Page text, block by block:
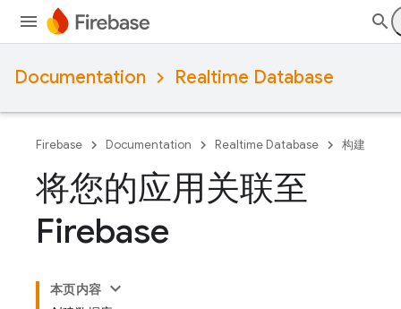
Documentation Realtime Database
Firebase Documentation Realtime Database 构建
将您的应用关联至
Firebase
本页内容